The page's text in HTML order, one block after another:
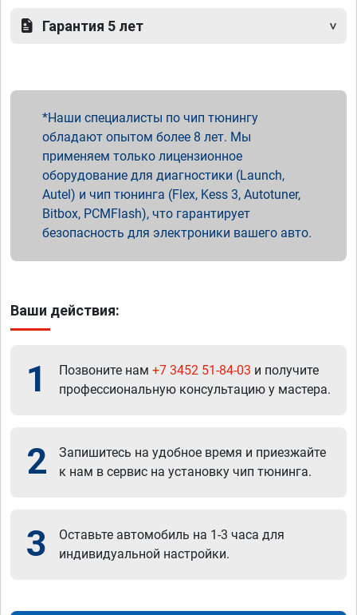
Гарантия 5 лет
Наши специалисты по чип тюнингу
обладают опытом более 8 лет. Мы
применяем только лицензионное
оборудование для диагностики (Launch,
Autel) и чип тюнинга (Flex, Kess 3, Autotuner,
Bitbox, PCMFlash), что гарантирует
безопасность для электроники вашего авто.
Ваши действия:
1 Позвоните нам +7 3452 51-84-03 и получите
профессиональную консультацию у мастера.
2
Запишитесь на удобное время и приезжайте
к нам в сервис на установку чип тюнинга.
3
Оставьте автомобиль на 1-3 часа для
индивидуальной настройки.